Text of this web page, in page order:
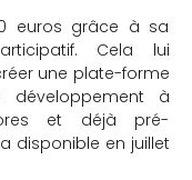
euros grâce à sa
Cela lui
une plate-forme
à
et déjà pré-
disponible en juillet